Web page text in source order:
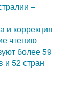
–
и коррекция
чтению
более 59
и 52 стран